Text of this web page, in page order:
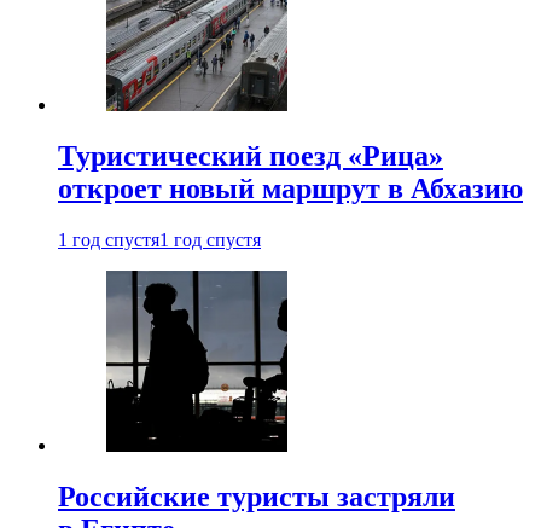
Туристический поезд «Рица»
откроет новый маршрут в Абхазию
1 год спустя1 год спустя
Российские туристы застряли